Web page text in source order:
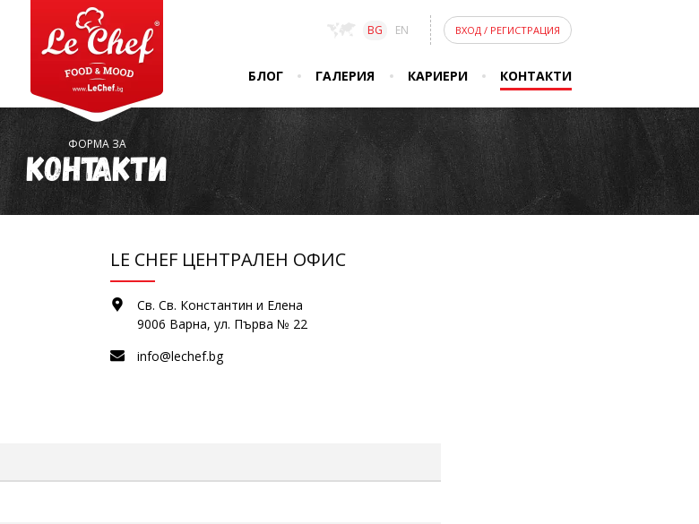
BG EN ВХОД / РЕГИСТРАЦИЯ
БЛОГ ГАЛЕРИЯ КАРИЕРИ КОНТАКТИ
ФОРМА ЗА
Контакти
LE CHEF ЦЕНТРАЛЕН ОФИС
Св. Св. Константин и Елена
9006 Варна, ул. Първа № 22
info@lechef.bg